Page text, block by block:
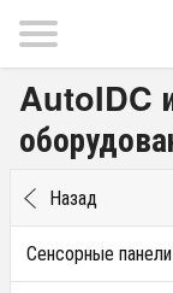
AutoIDC и
Назад
Сенсорные